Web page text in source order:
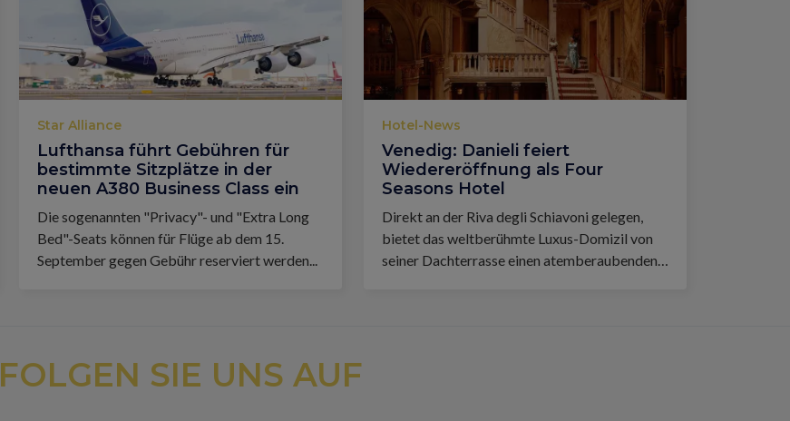
Star Alliance
Lufthansa führt Gebühren für
bestimmte Sitzplätze in der
neuen A380 Business Class ein
Die sogenannten "Privacy"- und "Extra Long
Bed"-Seats können für Flüge ab dem 15.
September gegen Gebühr reserviert werden...
Hotel-News
Venedig: Danieli feiert
Wiedereröffnung als Four
Seasons Hotel
Direkt an der Riva degli Schiavoni gelegen,
bietet das weltberühmte Luxus-Domizil von
seiner Dachterrasse einen atemberaubenden
FOLGEN SIE UNS AUF